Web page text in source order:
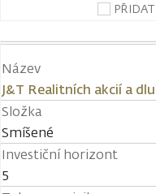
Název
J&T Realitních akcií a
Složka
Smíšené
Investiční horizont
5